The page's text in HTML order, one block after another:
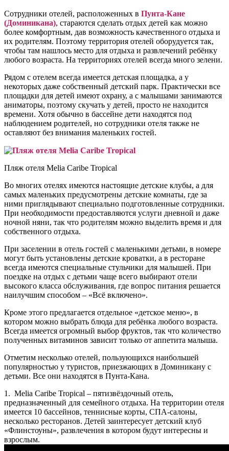
Сотрудники отелей, расположенных в Пунта-Кане
(Доминикана), стараются сделать отдых детей как можно
более комфортным, дав возможность качественного отдыха и
их родителям. Поэтому территория отелей оборудуется так,
чтобы там нашлось место для отдыха и развлечений ребёнку
любого возраста. На территориях отелей всегда много зелени.
Рядом с отелем всегда имеется детская площадка, а у
некоторых даже собственный детский парк. Практически все
площадки для детей имеют охрану, а с малышами занимаются
аниматоры, поэтому скучать у детей, просто не находится
времени. Хотя обычно в бассейне дети находятся под
наблюдением родителей, но сотрудники отеля также не
оставляют без внимания маленьких гостей.
Пляж отеля Melia Caribe Tropical
Во многих отелях имеются настоящие детские клубы, а для
самых маленьких предусмотрены детские комнаты, где за
ними приглядывают специально подготовленные сотрудники.
При необходимости предоставляются услуги дневной и даже
ночной няни, так что родителям можно выделить время и для
собственного отдыха.
При заселении в отель гостей с маленькими детьми, в номере
могут быть установлены детские кроватки, а в ресторане
всегда имеются специальные стульчики для малышей. При
поездке на отдых с детьми чаще всего выбирают отели
высокого класса обслуживания, где вопрос питания решается
наилучшим способом – «Всё включено».
Кроме этого предлагается отдельное «детское меню», в
котором можно выбрать блюда для ребёнка любого возраста.
Всегда имеется огромный выбор фруктов, так что количество
полученных витаминов зависит только от аппетита малыша.
Отметим несколько отелей, пользующихся наибольшей
популярностью у туристов, приезжающих в Доминикану с
детьми. Все они находятся в Пунта-Кана.
1. Melia Caribe Tropical – пятизвёздочный отель,
предназначенный для семейного отдыха. На территории отеля
имеется 10 бассейнов, теннисные корты, СПА-салоны,
несколько ресторанов. Детей заинтересует детский клуб
«Флинстоуны», развлечения в котором будут интересны и
взрослым.